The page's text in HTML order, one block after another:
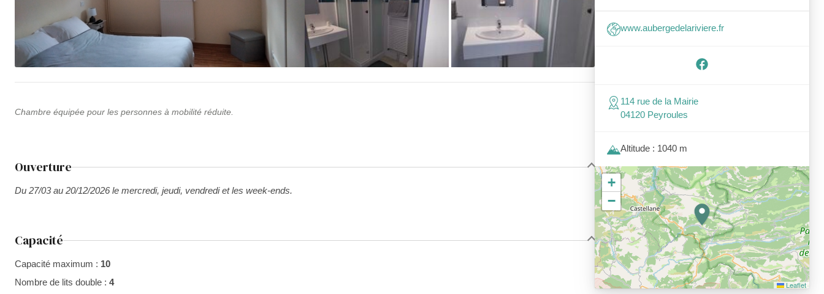
Chambre équipée pour les personnes à mobilité réduite.
Ouverture
Du 27/03 au 20/12/2026 le mercredi, jeudi, vendredi et les week-ends.
Capacité
Capacité maximum : 10
Nombre de lits double : 4
www.aubergedelariviere.fr
114 rue de la Mairie
04120 Peyroules
Altitude : 1040 m
+
−
Leaflet